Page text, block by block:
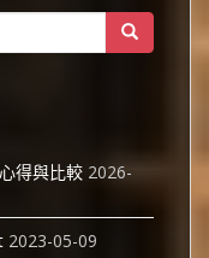
得與比較 2026-
2023-05-09